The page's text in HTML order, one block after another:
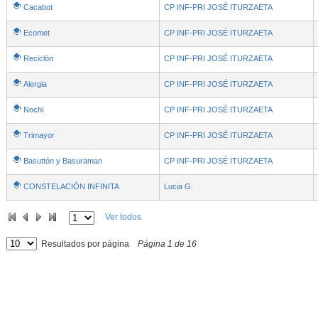
Cacabot CP INF-PRI JOSÉ ITURZAETA
Ecomet CP INF-PRI JOSÉ ITURZAETA
Reciclón CP INF-PRI JOSÉ ITURZAETA
Alergia CP INF-PRI JOSÉ ITURZAETA
Nochi CP INF-PRI JOSÉ ITURZAETA
Trimayor CP INF-PRI JOSÉ ITURZAETA
Basuttón y Basuraman CP INF-PRI JOSÉ ITURZAETA
CONSTELACIÓN INFINITA Lucia G.
Ver todos
Resultados por página Página 1 de 16